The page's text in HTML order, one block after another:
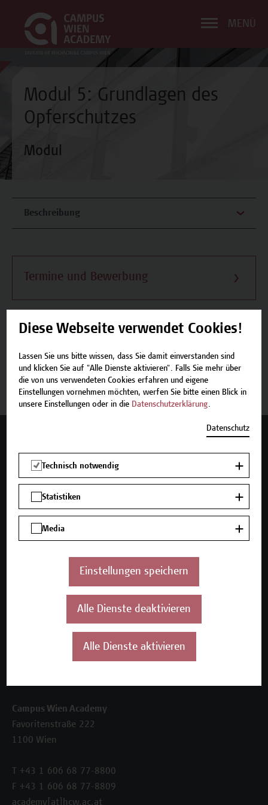
MENÜ
Modul 5: Grundlagen des
Opferschutzes
Modul
Beschreibung
Termine und Bewerbung
Beschreibung
Termine und Bewerbung
Unser Angebot
Seminare und Zertifikatsprogramme
Inhouse-Weiterbildung
Referenzen und Partner*innen
Campus Wien Academy
Favoritenstraße 222
1100 Wien
T +43 1 606 68 77-8800
F +43 1 606 68 77-8809
academy[at]hcw.ac.at
Diese Webseite verwendet Cookies!
Lassen Sie uns bitte wissen, dass Sie damit einverstanden sind
und klicken Sie auf "Alle Dienste aktivieren". Falls Sie mehr über
die von uns verwendeten Cookies erfahren und eigene
Einstellungen vornehmen möchten, werfen Sie bitte einen Blick in
unsere Einstellungen oder in die Datenschutzerklärung.
Datenschutz
Technisch notwendig
Statistiken
Media
Einstellungen speichern
Alle Dienste deaktivieren
Alle Dienste aktivieren